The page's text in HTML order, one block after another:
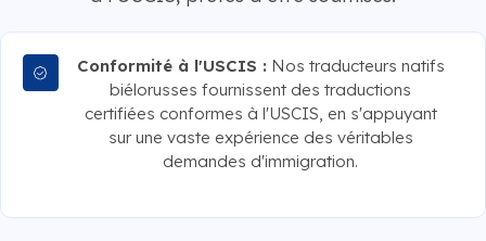
Conformité à l'USCIS : Nos traducteurs natifs
biélorusses fournissent des traductions
certifiées conformes à l'USCIS, en s'appuyant
sur une vaste expérience des véritables
demandes d'immigration.